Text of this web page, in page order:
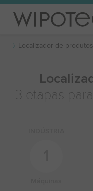
Localizador de produtos
3 etapas